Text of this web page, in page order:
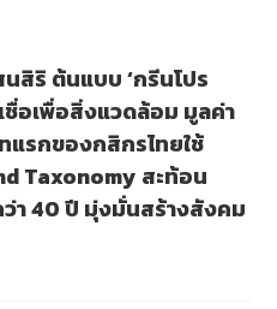
สิริ ต้นแบบ ‘กรีนโปร
อเพื่อสิ่งแวดล้อม มูลค่า
แรกของกสิกรไทยใช้
Taxonomy สะท้อน
า 40 ปี มุ่งมั่นสร้างสังคม